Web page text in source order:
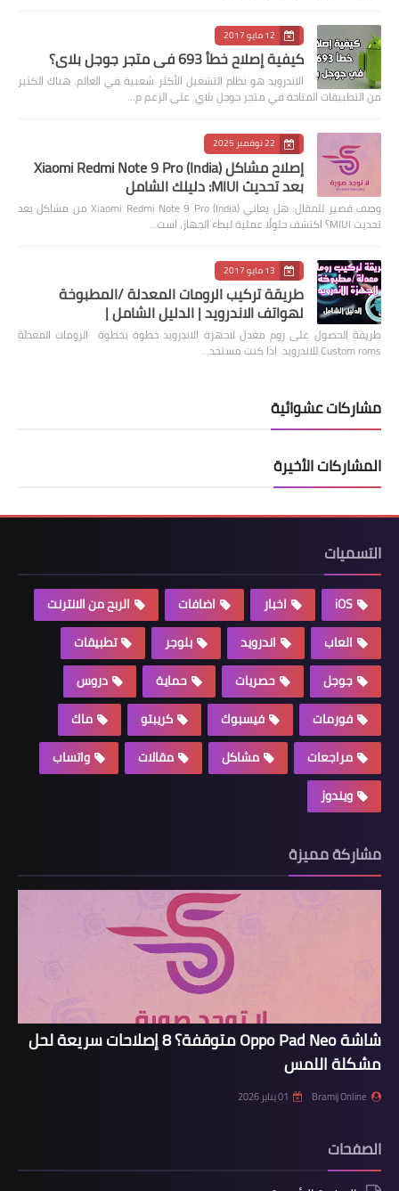
12 مايو 2017
كيفية إصلاح خطأ 693 في متجر جوجل بلاي؟
الاندرويد هو نظام التشغيل الأكثر شعبية في العالم. هناك الكثير
من التطبيقات المتاحة في متجر جوجل بلاي. على الرغم م…
22 نوفمبر 2025
إصلاح مشاكل Xiaomi Redmi Note 9 Pro (India)
بعد تحديث MIUI: دليلك الشامل
وصف قصير للمقال: هل يعاني Xiaomi Redmi Note 9 Pro (India) من مشاكل بعد
تحديث MIUI؟ اكتشف حلولًا عملية لبطء الجهاز، است…
13 مايو 2017
طريقة تركيب الرومات المعدلة /المطبوخة
لهواتف الاندرويد | الدليل الشامل |
طريقة الحصول على روم معدل لاجهزة الاندرويد خطوة بخطوة الرومات المعدلة
Custom roms للاندرويد اذا كنت مستخد…
مشاركات عشوائية
المشاركات الأخيرة
التسميات
iOS اخبار اضافات
الربح من الانترنت
العاب
اندرويد بلوجر
تطبيقات
جوجل
حصريات حماية
دروس
فورمات
فيسبوك كريبتو
ماك
مراجعات
مشاكل مقالات
واتساب
ويندوز
مشاركة مميزة
شاشة Oppo Pad Neo متوقفة؟ 8 إصلاحات سريعة لحل
مشكلة اللمس
Bramij Online 01 يناير 2026
الصفحات